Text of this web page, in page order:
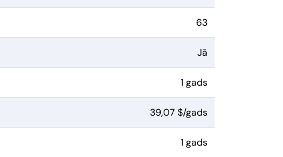
63
Jā
1 gads
39,07 $/gads
1 gads